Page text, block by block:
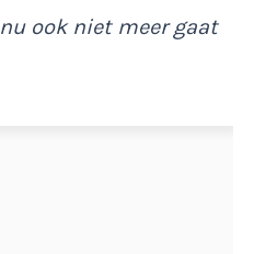
ook niet meer gaat